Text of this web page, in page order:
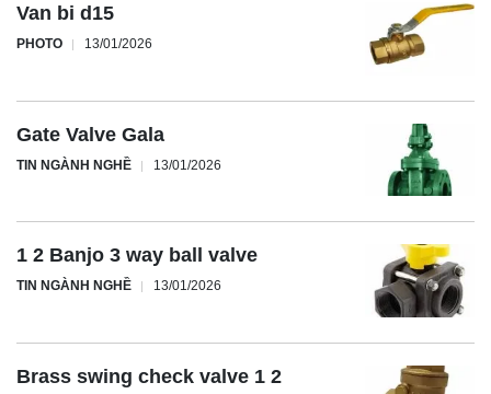
Van bi d15
PHOTO 13/01/2026
Gate Valve Gala
TIN NGÀNH NGHỀ 13/01/2026
1 2 Banjo 3 way ball valve
TIN NGÀNH NGHỀ 13/01/2026
Brass swing check valve 1 2